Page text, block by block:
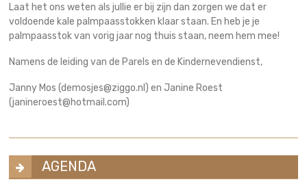
Laat het ons weten als jullie er bij zijn dan zorgen we dat er
voldoende kale palmpaasstokken klaar staan. En heb je je
palmpaasstok van vorig jaar nog thuis staan, neem hem mee!
Namens de leiding van de Parels en de Kindernevendienst,
Janny Mos (demosjes@ziggo.nl) en Janine Roest
(janineroest@hotmail.com)
AGENDA